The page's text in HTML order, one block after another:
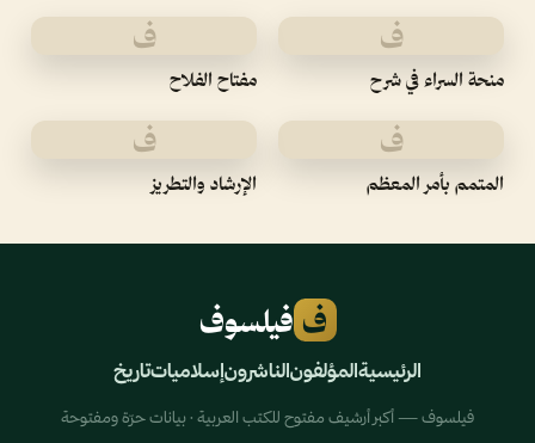
ف
منحة السراء في شرح
ف
مفتاح الفلاح
ف
المتمم بأمر المعظم
ف
الإرشاد والتطريز
ف فيلسوف
الرئيسيةالمؤلفونالناشرونإسلامياتتاريخ
فيلسوف — أكبر أرشيف مفتوح للكتب العربية · بيانات حرّة ومفتوحة